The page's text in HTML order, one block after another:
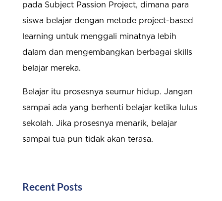
pada Subject Passion Project, dimana para
siswa belajar dengan metode project-based
learning untuk menggali minatnya lebih
dalam dan mengembangkan berbagai skills
belajar mereka.
Belajar itu prosesnya seumur hidup. Jangan
sampai ada yang berhenti belajar ketika lulus
sekolah. Jika prosesnya menarik, belajar
sampai tua pun tidak akan terasa.
Recent Posts